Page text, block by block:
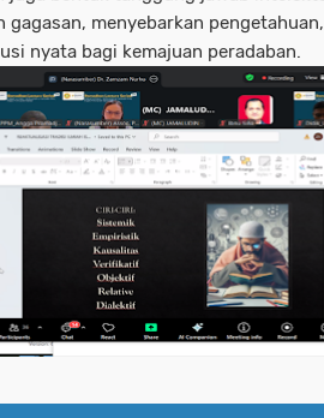
gagasan, menyebarkan
nyata bagi kemajuan peradaban.